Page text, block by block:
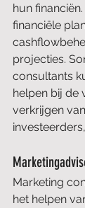
hun
financiële
projecties.
consultants
helpen bij de
verkrijgen
Marketing
het helpen